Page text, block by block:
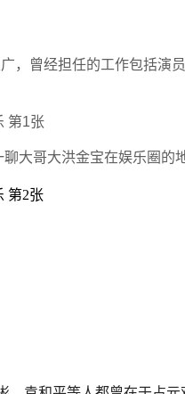
，曾经担任的工作包括演
大哥大洪金宝在娱乐圈的